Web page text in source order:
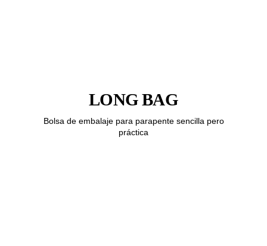
LONG BAG
Bolsa de embalaje para parapente sencilla pero
práctica